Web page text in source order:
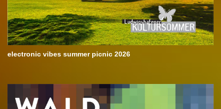
electronic vibes summer picnic 2026